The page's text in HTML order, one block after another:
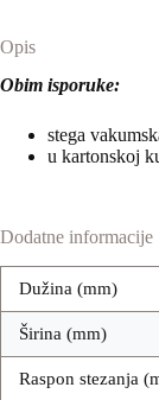
Opis
Obim isporuke:
stega
u kartonskoj
Dodatne informacije
Dužina (mm)
Širina (mm)
Raspon stezanja